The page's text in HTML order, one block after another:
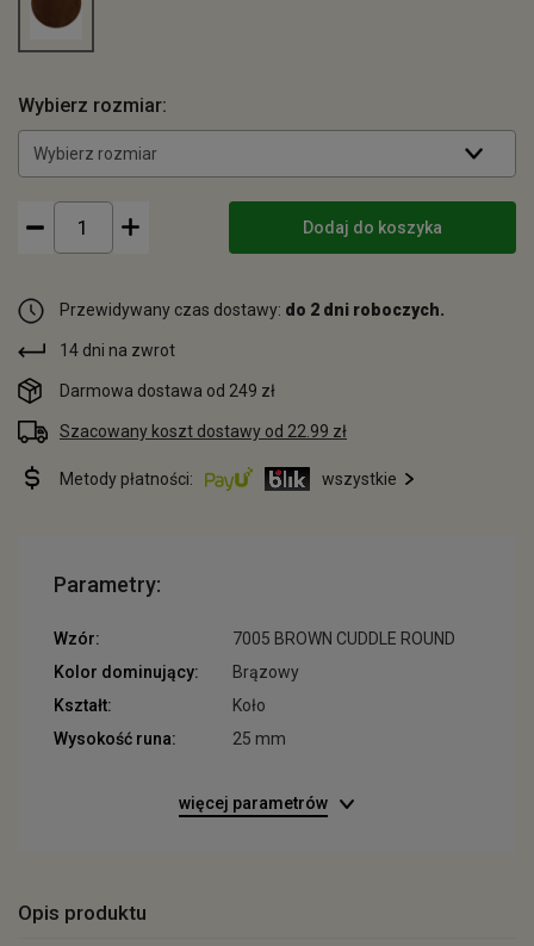
Wybierz rozmiar:
Wybierz rozmiar
Dodaj do koszyka
Przewidywany czas dostawy: do 2 dni roboczych.
14 dni na zwrot
Darmowa dostawa od 249 zł
Szacowany koszt dostawy od 22.99 zł
Metody płatności: wszystkie
Parametry:
Wzór:
7005 BROWN CUDDLE ROUND
Kolor dominujący:
Brązowy
Kształt:
Koło
Wysokość runa:
25 mm
więcej parametrów
Opis produktu